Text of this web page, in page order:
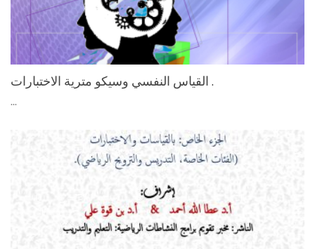
اﻟﻘﻴﺎس اﻟﻨﻔﺴﻲ وﺳﻴﻜﻮ ﻣﺘﺮﻳﺔ اﻻﺧﺘﺒﺎرات .
...